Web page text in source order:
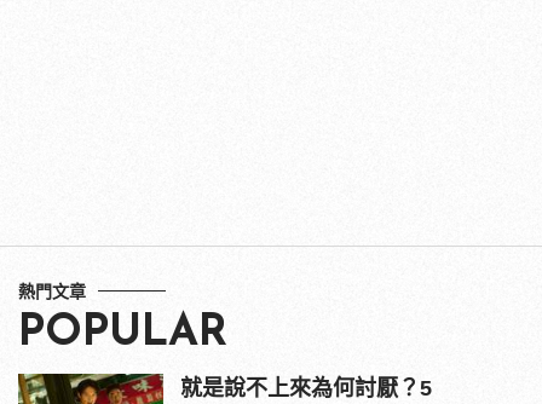
熱門文章
POPULAR
就是說不上來為何討厭？5